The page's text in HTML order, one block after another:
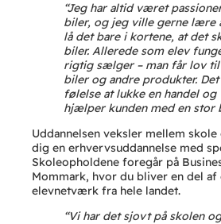
“Jeg har altid været
biler, og jeg ville gerne lære
lå det bare i kortene, at det
biler. Allerede som elev
rigtig sælger – man får lov
biler og andre produkter.
følelse at lukke en handel og
hjælper kunden med en stor
Uddannelsen veksler mellem
dig en erhvervsuddannelse med
Skoleopholdene foregår på
Mommark, hvor du bliver en del
elevnetværk fra hele landet.
“Vi har det sjovt på skolen